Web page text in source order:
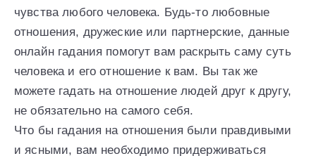
чувства любого человека. Будь-то любовные
отношения, дружеские или партнерские, данные
онлайн гадания помогут вам раскрыть саму суть
человека и его отношение к вам. Вы так же
можете гадать на отношение людей друг к другу,
не обязательно на самого себя.
Что бы гадания на отношения были правдивыми
и ясными, вам необходимо придерживаться